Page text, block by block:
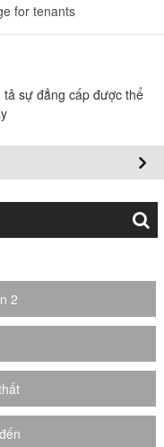
for tenants
sự đẳng cấp được thể
2